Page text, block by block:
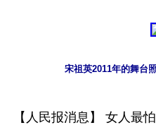
宋祖英2011年的舞台
【人民报消息】 女人最